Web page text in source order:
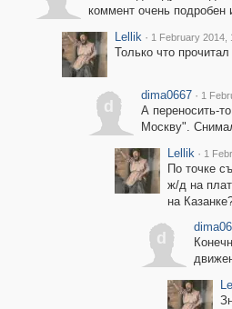
коммент очень подробен
Lellik · 1 February 2014,
Только что
d
dima0667 · 1
А переносить-
Москву".
Lellik · 1
По точке
ж/д на
на
d